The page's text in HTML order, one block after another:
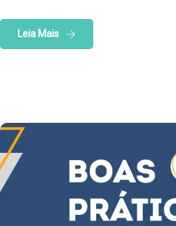
Leia Mais